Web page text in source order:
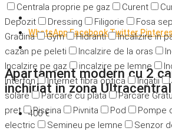
Centrala proprie pe gaz
Curent
Depozit
Dressing Filigorie Fosa
Gradina
Gym Hidranti Incalizire in
cazan pe peleti
Incalzire de la oras
Incalzire pe gaz
incalzire pe lemne
Interfon
Internet fibra optica Irigatii
solare
Parcare cu plata Parcare
pret
Piscina Pivnita Pod Pompe
electric
Semineu pe lemne Senzor
WhatsAppFacebookTwitter
Apartament modern cu 2
inchiriat in zona
400 €